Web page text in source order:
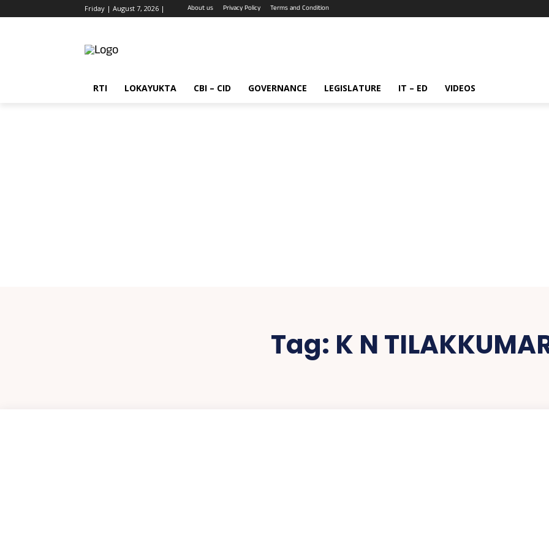
Friday | August 7, 2026 | About us Privacy Policy Terms and Condition
RTI LOKAYUKTA CBI – CID GOVERNANCE LEGISLATURE IT – ED VIDEOS
Tag: K N